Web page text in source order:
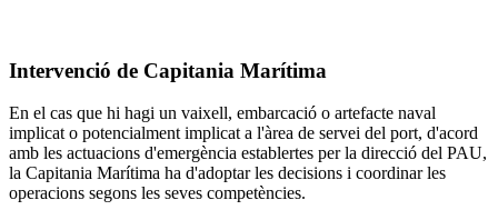
Intervenció de Capitania Marítima
En el cas que hi hagi un vaixell, embarcació o artefacte naval
implicat o potencialment implicat a l'àrea de servei del port, d'acord
amb les actuacions d'emergència establertes per la direcció del PAU,
la Capitania Marítima ha d'adoptar les decisions i coordinar les
operacions segons les seves competències.